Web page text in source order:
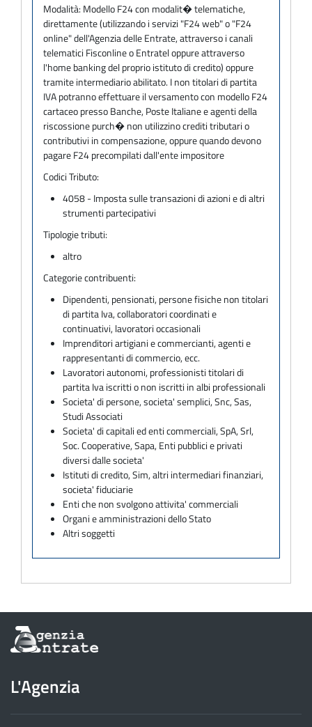
Modalità: Modello F24 con modalit� telematiche,
direttamente (utilizzando i servizi "F24 web" o "F24
online" dell'Agenzia delle Entrate, attraverso i canali
telematici Fisconline o Entratel oppure attraverso
l'home banking del proprio istituto di credito) oppure
tramite intermediario abilitato. I non titolari di partita
IVA potranno effettuare il versamento con modello F24
cartaceo presso Banche, Poste Italiane e agenti della
riscossione purch� non utilizzino crediti tributari o
contributivi in compensazione, oppure quando devono
pagare F24 precompilati dall'ente impositore
Codici Tributo:
4058 - Imposta sulle transazioni di azioni e di altri
strumenti partecipativi
Tipologie tributi:
altro
Categorie contribuenti:
Dipendenti, pensionati, persone fisiche non titolari
di partita Iva, collaboratori coordinati e
continuativi, lavoratori occasionali
Imprenditori artigiani e commercianti, agenti e
rappresentanti di commercio, ecc.
Lavoratori autonomi, professionisti titolari di
partita Iva iscritti o non iscritti in albi professionali
Societa' di persone, societa' semplici, Snc, Sas,
Studi Associati
Societa' di capitali ed enti commerciali, SpA, Srl,
Soc. Cooperative, Sapa, Enti pubblici e privati
diversi dalle societa'
Istituti di credito, Sim, altri intermediari finanziari,
societa' fiduciarie
Enti che non svolgono attivita' commerciali
Organi e amministrazioni dello Stato
Altri soggetti
Informazioni
sul
dell'Agenzia
delle
Entrate
L'Agenzia